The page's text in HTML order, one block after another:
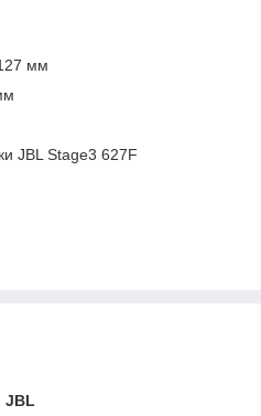
мм
JBL Stage3 627F
JBL